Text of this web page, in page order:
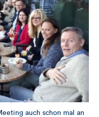
auch schon mal an